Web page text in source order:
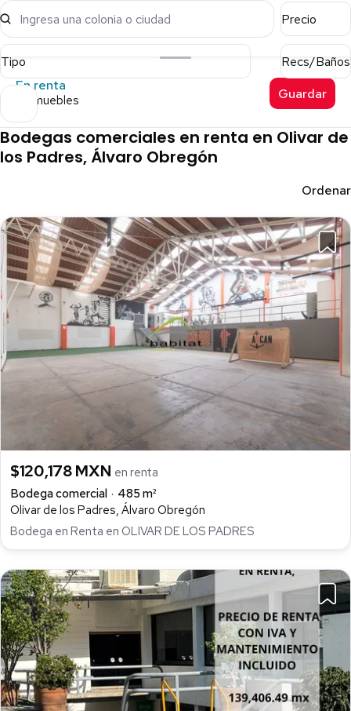
Ingresa una colonia o ciudad Precio
Tipo
Recs/Baños
En renta
11 inmuebles Guardar
Bodegas comerciales en renta en Olivar de
los Padres, Álvaro Obregón
Ordenar
$120,178 MXN en renta
Bodega comercial
485 m²
Olivar de los Padres, Álvaro Obregón
Bodega en Renta en OLIVAR DE LOS PADRES